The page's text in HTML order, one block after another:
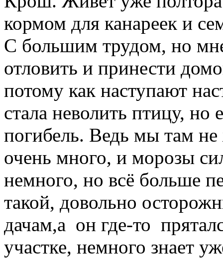
кормом для канареек и
С большим трудом, но
отловить и принести
потому как наступают
стала неволить птицу, но
погибель. Ведь мы там
очень много, и морозы
немного, но всё больше
такой, довольно
дачам,а он где-то
участке, немного знает